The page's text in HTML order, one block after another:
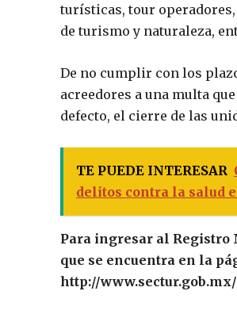
turísticas, tour
de turismo y naturaleza,
De no cumplir con los
acreedores a una multa
defecto, el cierre de las
TE PUEDE INTERESAR
delitos contra la salud
Para ingresar al Registro
que se encuentra en la
http://www.sectur.gob.mx/